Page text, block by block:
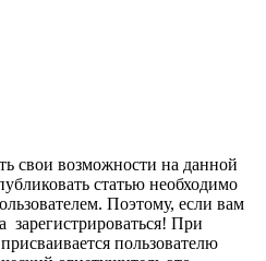
свои возможности на данной
статью необходимо
Поэтому, если вам
зарегистрироваться! При
пользователю